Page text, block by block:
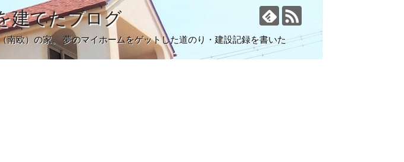
建てたブログ
欧）の家。 夢のマイホームをゲットした道のり・建設記録を書いた